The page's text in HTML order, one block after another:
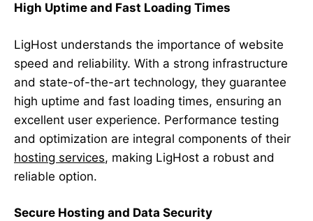
High Uptime and Fast Loading Times
LigHost understands the importance of website
speed and reliability. With a strong infrastructure
and state-of-the-art technology, they guarantee
high uptime and fast loading times, ensuring an
excellent user experience. Performance testing
and optimization are integral components of their
hosting services, making LigHost a robust and
reliable option.
Secure Hosting and Data Security